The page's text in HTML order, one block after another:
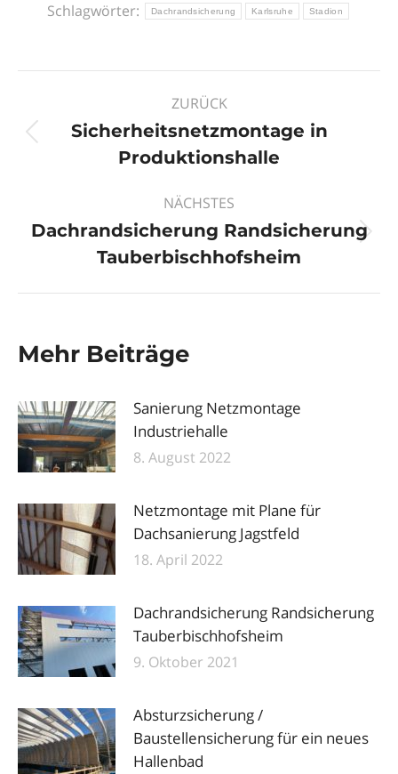
Schlagwörter:
Dachrandsicherung Karlsruhe Stadion
Kommentarnavigation
ZURÜCK
Vorheriger
Beitrag:
Sicherheitsnetzmontage in
Produktionshalle
NÄCHSTES
Nächster
Beitrag:
Dachrandsicherung Randsicherung
Tauberbischhofsheim
Mehr Beiträge
Sanierung Netzmontage
Industriehalle
8. August 2022
Netzmontage mit Plane für
Dachsanierung Jagstfeld
18. April 2022
Dachrandsicherung Randsicherung
Tauberbischhofsheim
9. Oktober 2021
Absturzsicherung /
Baustellensicherung für ein neues
Hallenbad